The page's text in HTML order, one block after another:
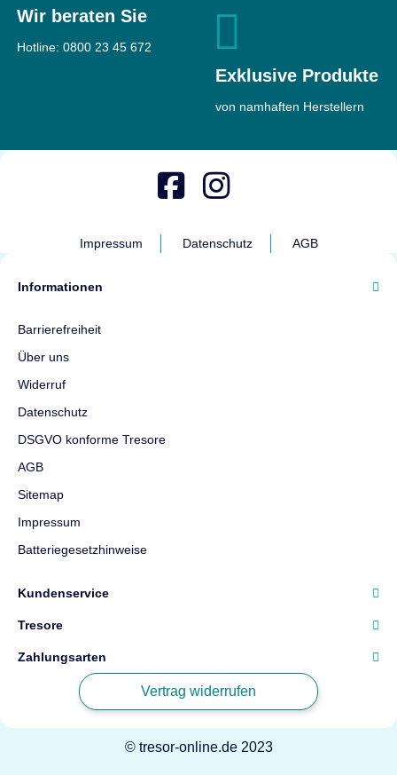
Wir beraten Sie
Hotline: 0800 23 45 672
Exklusive Produkte
von namhaften Herstellern
Impressum Datenschutz AGB
Informationen
Barrierefreiheit
Über uns
Widerruf
Datenschutz
DSGVO konforme Tresore
AGB
Sitemap
Impressum
Batteriegesetzhinweise
Kundenservice
Tresore
Zahlungsarten
Vertrag widerrufen
© tresor-online.de 2023